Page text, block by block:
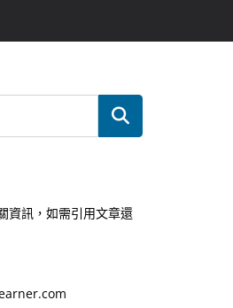
資訊，如需引用文章還